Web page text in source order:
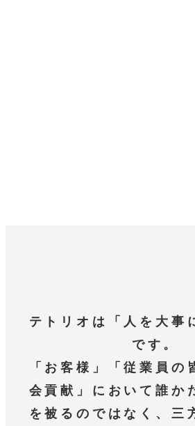
テトリオは「人を大事
です。
「お客様」「従業員の
会貢献」において誰か
を被るのではなく、三